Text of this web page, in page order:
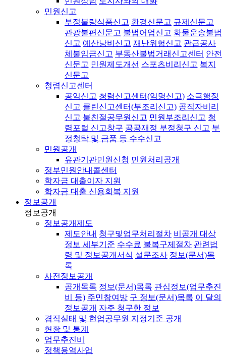
민원신고
부정불량식품신고 환경신문고 규제신문고
관광불편신문고 불법어업신고 화물운송불법
신고 예산낭비신고 재난위험신고 관급공사
체불임금신고 부동산불법거래신고센터 안전
신문고 민원제도개선 스포츠비리신고 복지
신문고
청렴신고센터
공익신고 청렴신고센터(익명신고) 소극행정
신고 클린신고센터(부조리신고) 공직자비리
신고 불친절공무원신고 민원부조리신고 청
렴포털 신고창구 공공재정 부정청구 신고 부
정청탁 및 금품 등 수수신고
민원공개
유관기관민원신청 민원처리공개
정부민원안내콜센터
학자금 대출이자 지원
학자금 대출 신용회복 지원
정보공개
정보공개
정보공개제도
제도안내 청구및업무처리절차 비공개 대상
정보 세부기준 수수료 불복구제절차 관련법
령 및 정보공개서식 설문조사 정보(문서)목
록
사전정보공개
공개목록 정보(문서)목록 관심정보(업무추진
비 등) 주민참여방 구 정보(문서)목록 이 달의
정보공개 자주 청구한 정보
겸직실태 및 현업공무원 지정기준 공개
현황 및 통계
업무추진비
정책용역사업